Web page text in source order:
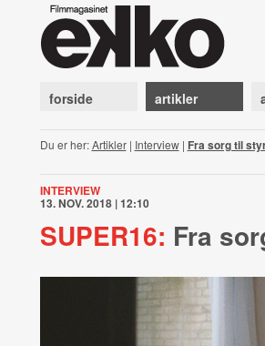
forside artikler
Du er her:Artikler| Interview| Fra sorg til
INTERVIEW
13. NOV. 2018 | 12:10
SUPER16: Fra